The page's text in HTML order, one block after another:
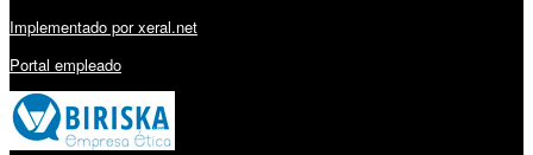
Implementado por xeral.net
Portal empleado